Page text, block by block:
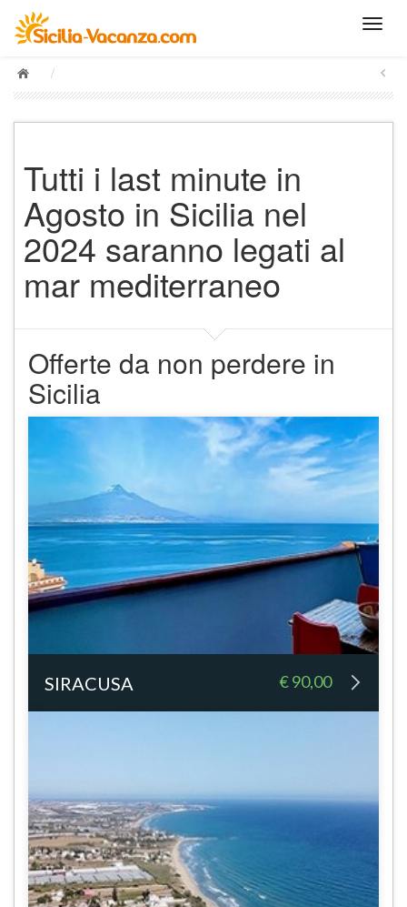
/
Tutti i last minute in
Agosto in Sicilia nel
2024 saranno legati al
mar mediterraneo
Offerte da non perdere in
Sicilia
SIRACUSA € 90,00